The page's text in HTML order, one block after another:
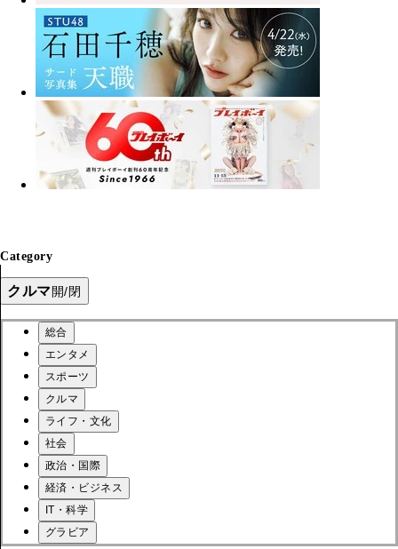
Category
クルマ開/閉
総合
エンタメ
スポーツ
クルマ
ライフ・文化
社会
政治・国際
経済・ビジネス
IT・科学
グラビア